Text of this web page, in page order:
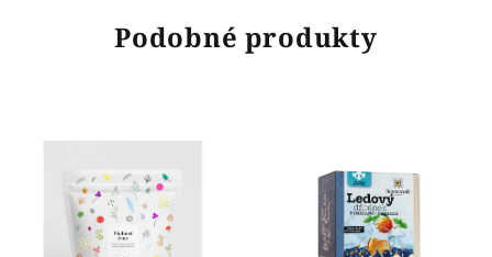
Podobné produkty